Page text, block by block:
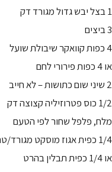
1 בצל יבש גדול מגורד דק
3 ביצים
4 כפות קוואקר שיבולת שועל
או 4 כפות פירורי לחם
2 שיני שום כתושות – לא חייב
1/2 כוס פטרוזיליה קצוצה דק
מלח, פלפל שחור לפי הטעם
1/4 כפית אגוז מוסקט מגורד/טחון
או 1/4 כפית תבלין בהרט